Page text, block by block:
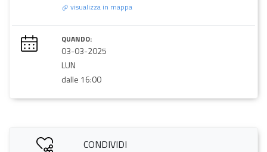
visualizza in mappa
QUANDO:
03-03-2025
LUN
dalle 16:00
CONDIVIDI